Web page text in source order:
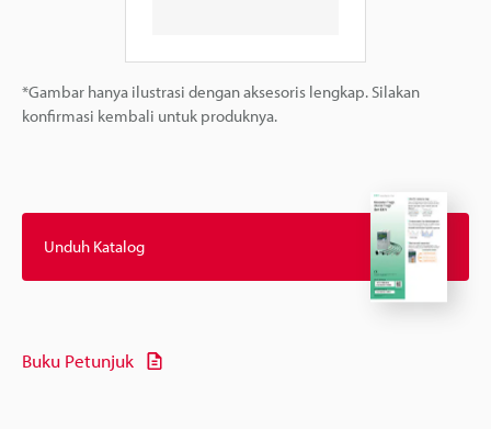
*Gambar hanya ilustrasi dengan aksesoris lengkap. Silakan
konfirmasi kembali untuk produknya.
Unduh Katalog
Buku Petunjuk